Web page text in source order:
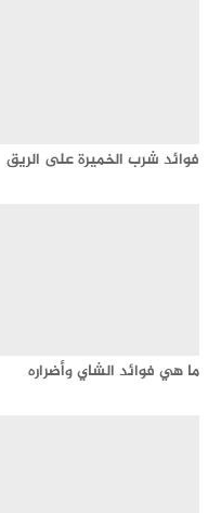
فوائد شرب الخميرة على الريق
ما هي فوائد الشاي وأضراره